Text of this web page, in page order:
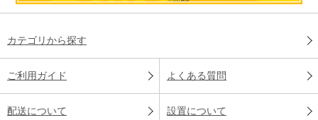
カテゴリから探す
ご利用ガイド よくある質問
配送について 設置について